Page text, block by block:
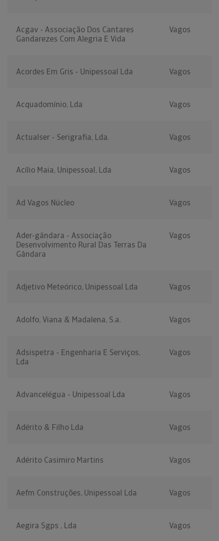
Acgav - Associação Dos Cantares
Gandarezes Com Alegria E Vida
Vagos
Acordes Em Gris - Unipessoal Lda Vagos
Acquadomínio, Lda Vagos
Actualser - Serigrafia, Lda. Vagos
Acílio Maia, Unipessoal, Lda Vagos
Ad Vagos Núcleo Vagos
Ader-gândara - Associação
Desenvolvimento Rural Das Terras Da
Gândara
Vagos
Adjetivo Meteórico, Unipessoal Lda Vagos
Adolfo, Viana & Madalena, S.a. Vagos
Adsispetra - Engenharia E Serviços,
Lda
Vagos
Advancelégua - Unipessoal Lda Vagos
Adérito & Filho Lda Vagos
Adérito Casimiro Martins Vagos
Aefm Construções, Unipessoal Lda Vagos
Aegira Sgps , Lda Vagos